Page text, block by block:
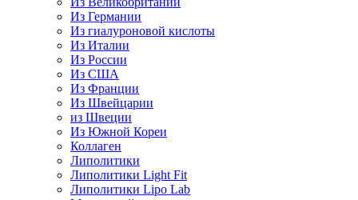
Из Германии
Из гиалуроновой кислоты
Из Италии
Из России
Из США
Из Франции
Из Швейцарии
из Швеции
Из Южной Кореи
Коллаген
Липолитики
Липолитики Light Fit
Липолитики Lipo Lab